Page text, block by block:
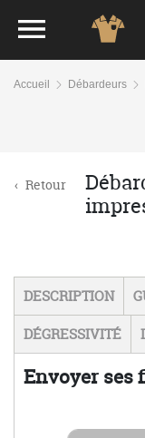
Accueil Débardeurs
‹ Retour
DESCRIPTION
DÉGRESSIVITÉ
Envoyer ses